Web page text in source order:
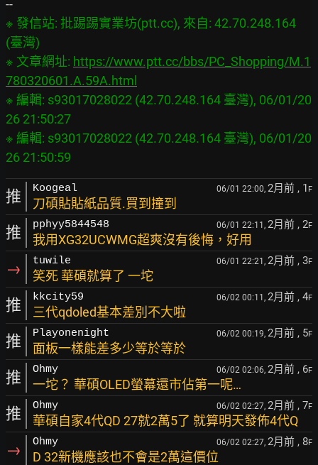
※ 發信站: 批踢踢實業坊(ptt.cc), 來自: 42.70.248.164
(臺灣)
※ 文章網址: https://www.ptt.cc/bbs/PC_Shopping/M.1
780320601.A.59A.html
※ 編輯: s93017028022 (42.70.248.164 臺灣), 06/01/20
26 21:50:27
※ 編輯: s93017028022 (42.70.248.164 臺灣), 06/01/20
推 Koogeal 06/01 22:00, 2月前 , 1 F
刀碩貼貼紙品質.買到撞到
推 pphyy5844548 06/01 22:11, 2月前 , 2F
我用XG32UCWMG超爽沒有後悔，好用
→ tuwile 06/01 22:21, 2月前 , 3F
笑死 華碩就算了 一坨
推 kkcity59 06/02 00:11, 2月前 , 4F
三代qdoled基本差別不大啦
推 Playonenight 06/02 00:19, 2月前 , 5F
面板一樣能差多少等於等於
推 Ohmy 06/02 02:06, 2月前 , 6F
一坨？ 華碩OLED螢幕還市佔第一呢…
推 Ohmy 06/02 02:27, 2月前 , 7F
華碩自家4代QD 27就2萬5了 就算明天發佈4代Q
→ Ohmy 06/02 02:27, 2月前 , 8F
D 32新機應該也不會是2萬這價位